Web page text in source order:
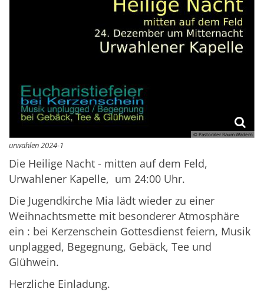
© Pastoraler Raum Wadern
urwahlen 2024-1
Die Heilige Nacht - mitten auf dem Feld,
Urwahlener Kapelle, um 24:00 Uhr.
Die Jugendkirche Mia lädt wieder zu einer
Weihnachtsmette mit besonderer Atmosphäre
ein : bei Kerzenschein Gottesdienst feiern, Musik
unplagged, Begegnung, Gebäck, Tee und
Glühwein.
Herzliche Einladung.